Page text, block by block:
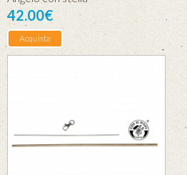
42.00€
Acquista